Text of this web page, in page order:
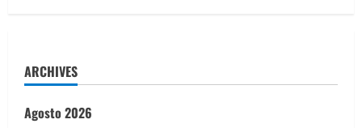
ARCHIVES
Agosto 2026